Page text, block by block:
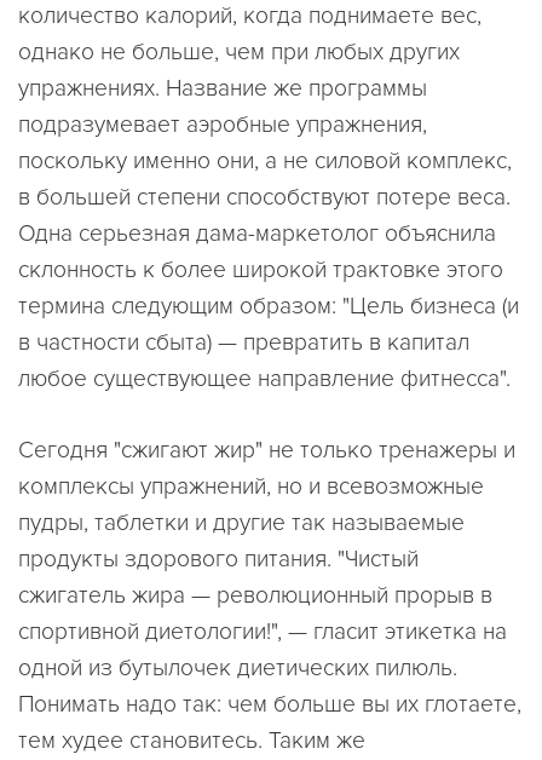
количество калорий, когда поднимаете вес,
однако не больше, чем при любых других
упражнениях. Название же программы
подразумевает аэробные упражнения,
поскольку именно они, а не силовой комплекс,
в большей степени способствуют потере веса.
Одна серьезная дама-маркетолог объяснила
склонность к более широкой трактовке этого
термина следующим образом: "Цель бизнеса (и
в частности сбыта) — превратить в капитал
любое существующее направление фитнесса".
Сегодня "сжигают жир" не только тренажеры и
комплексы упражнений, но и всевозможные
пудры, таблетки и другие так называемые
продукты здорового питания. "Чистый
сжигатель жира — революционный прорыв в
спортивной диетологии!", — гласит этикетка на
одной из бутылочек диетических пилюль.
Понимать надо так: чем больше вы их глотаете,
тем худее становитесь. Таким же